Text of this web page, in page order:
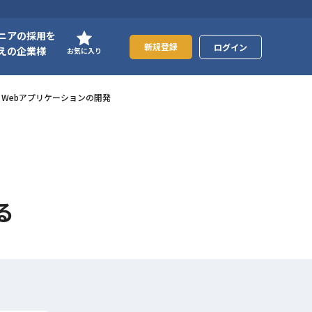
アの採用を
の企業様
お気に入り 新規登録 ログイン
アプリケーションの開発